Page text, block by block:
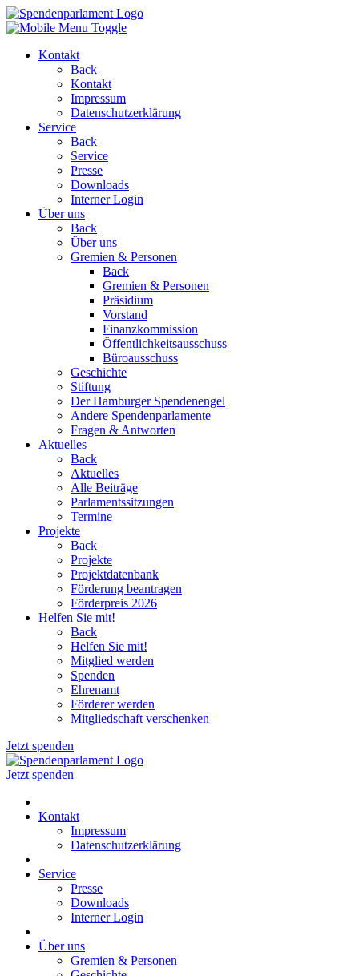
Kontakt
Back
Kontakt
Impressum
Datenschutzerklärung
Service
Back
Service
Presse
Downloads
Interner Login
Über uns
Back
Über uns
Gremien & Personen
Back
Gremien & Personen
Präsidium
Vorstand
Finanzkommission
Öffentlichkeitsausschuss
Büroausschuss
Geschichte
Stiftung
Der Hamburger Spendenengel
Andere Spendenparlamente
Fragen & Antworten
Aktuelles
Back
Aktuelles
Alle Beiträge
Parlamentssitzungen
Termine
Projekte
Back
Projekte
Projektdatenbank
Förderung beantragen
Förderpreis 2026
Helfen Sie mit!
Back
Helfen Sie mit!
Mitglied werden
Spenden
Ehrenamt
Förderer werden
Mitgliedschaft verschenken
Jetzt spenden
Jetzt spenden
Kontakt
Impressum
Datenschutzerklärung
Service
Presse
Downloads
Interner Login
Über uns
Gremien & Personen